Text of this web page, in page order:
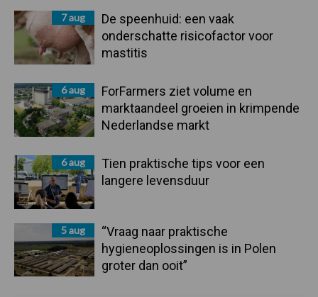
7 aug
De speenhuid: een vaak
onderschatte risicofactor voor
mastitis
6 aug
ForFarmers ziet volume en
marktaandeel groeien in krimpende
Nederlandse markt
6 aug
Tien praktische tips voor een
langere levensduur
5 aug
“Vraag naar praktische
hygieneoplossingen is in Polen
groter dan ooit”